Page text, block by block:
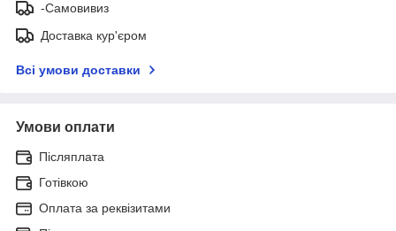
-Самовивиз
Доставка кур'єром
Всі умови доставки
Умови оплати
Післяплата
Готівкою
Оплата за реквізитами